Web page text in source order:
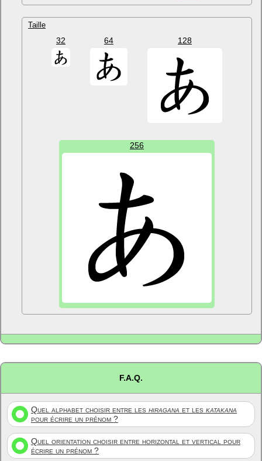
Taille
32 64 128
256
F.A.Q.
Quel alphabet choisir entre les hiragana et les katakana
pour écrire un prénom ?
Quel orientation choisir entre horizontal et vertical pour
écrire un prénom ?